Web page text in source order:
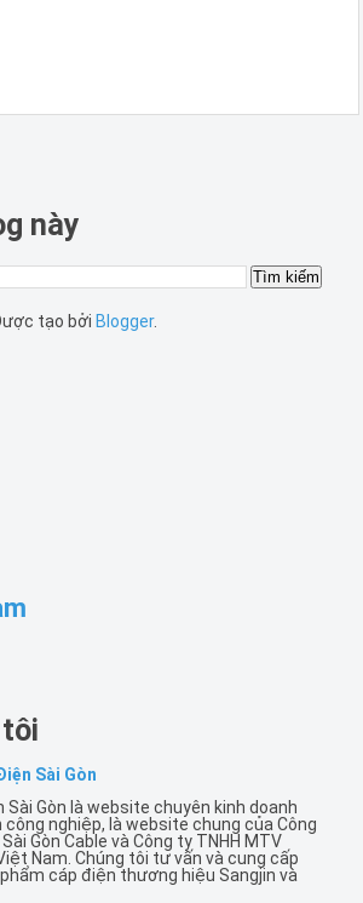
này
tạo bởi Blogger.
Sài Gòn
Sài Gòn là website chuyên kinh doanh
công nghiệp, là website chung của Công
Gòn Cable và Công ty TNHH MTV
Nam. Chúng tôi tư vấn và cung cấp
cáp điện thương hiệu Sangjin và